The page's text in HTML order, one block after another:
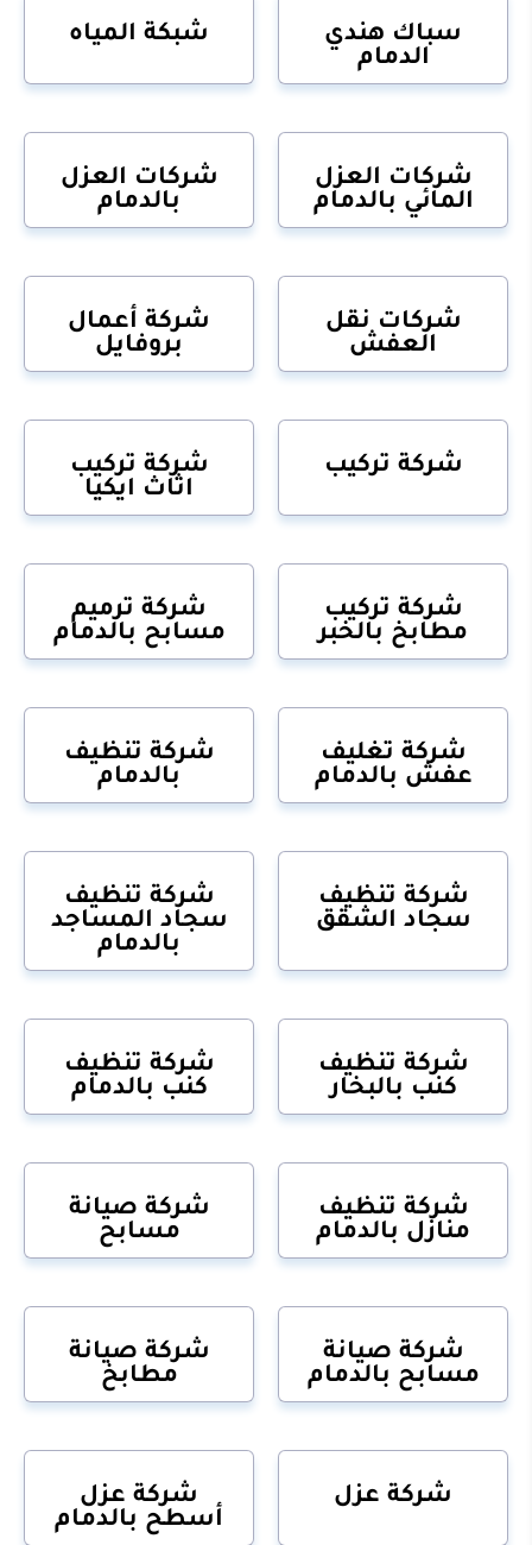
سباك هندي
الدمام
شبكة المياه
شركات العزل
المائي بالدمام
شركات العزل
بالدمام
شركات نقل
العفش
شركة أعمال
بروفايل
شركة تركيب
شركة تركيب
اثاث ايكيا
شركة تركيب
مطابخ بالخبر
شركة ترميم
مسابح بالدمام
شركة تغليف
عفش بالدمام
شركة تنظيف
بالدمام
شركة تنظيف
سجاد الشقق
شركة تنظيف
سجاد المساجد
بالدمام
شركة تنظيف
كنب بالبخار
شركة تنظيف
كنب بالدمام
شركة تنظيف
منازل بالدمام
شركة صيانة
مسابح
شركة صيانة
مسابح بالدمام
شركة صيانة
مطابخ
شركة عزل
شركة عزل
أسطح بالدمام